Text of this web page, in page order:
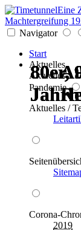
Eine
Machtergreifung
Navigator
Start
Aktuelles
Aktuelles *
Pandemie
Aktuelles /
Corona-
2019
80er,
80er,
80er,
80er,